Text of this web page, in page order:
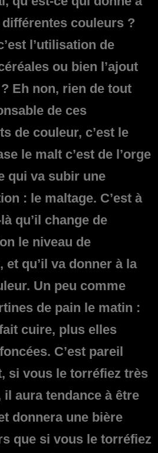
couleurs ?
l’utilisation de
ou bien l’ajout
Eh non, rien de tout
de ces
de couleur, c’est le
le malt c’est de l’orge
qui va subir une
: le maltage. C’est à
qu’il change de
le niveau de
qu’il va donner à la
Un peu comme
de pain le matin :
cuire, plus elles
C’est pareil
si vous le torréfiez très
il aura tendance à être
donnera une bière
que si vous le torréfiez